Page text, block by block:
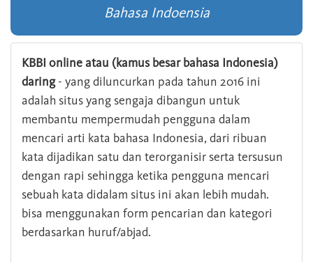
Bahasa Indoensia
KBBI online atau (kamus besar bahasa Indonesia)
daring- yang diluncurkan pada tahun 2016 ini
adalah situs yang sengaja dibangun untuk
membantu mempermudah pengguna dalam
mencari arti kata bahasa Indonesia, dari ribuan
kata dijadikan satu dan terorganisir serta tersusun
dengan rapi sehingga ketika pengguna mencari
sebuah kata didalam situs ini akan lebih mudah.
bisa menggunakan form pencarian dan kategori
berdasarkan huruf/abjad.